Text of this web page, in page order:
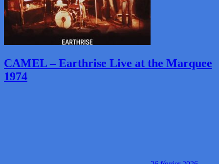
CAMEL – Earthrise Live at the Marquee
1974